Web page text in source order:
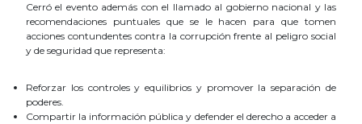
Cerró el evento además con el llamado al gobierno nacional y las
recomendaciones puntuales que se le hacen para que tomen
acciones contundentes contra la corrupción frente al peligro social
y de seguridad que representa:
Reforzar los controles y equilibrios y promover la separación de
poderes.
Compartir la información pública y defender el derecho a acceder a